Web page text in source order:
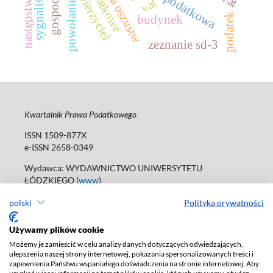
polski Polityka prywatności
Używamy plików cookie
Możemy je zamieścić w celu analizy danych dotyczących odwiedzających,
ulepszenia naszej strony internetowej, pokazania spersonalizowanych treści i
zapewnienia Państwu wspaniałego doświadczenia na stronie internetowej. Aby
budynek podatek
powołanie się zeznanie sd-3
wierzyciel vat
Kwartalnik Prawa Podatkowego
ISSN 1509-877X
e-ISSN 2658-0349
Wydawca: WYDAWNICTWO UNIWERSYTETU
ŁÓDZKIEGO (www)
tel. 42 235 01 65; 42 635 55 80
Deklaracja dostępności